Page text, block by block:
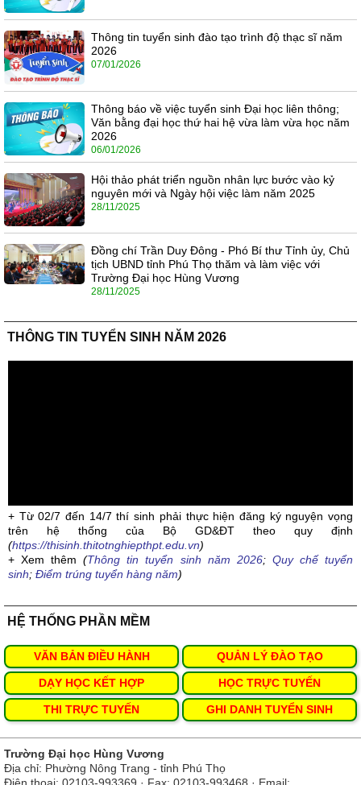
Thông tin tuyển sinh đào tạo trình độ thạc sĩ năm
2026
07/01/2026
Thông báo về việc tuyển sinh Đại học liên thông;
Văn bằng đại học thứ hai hệ vừa làm vừa học năm
2026
06/01/2026
Hội thảo phát triển nguồn nhân lực bước vào kỷ
nguyên mới và Ngày hội việc làm năm 2025
28/11/2025
Đồng chí Trần Duy Đông - Phó Bí thư Tỉnh ủy, Chủ
tịch UBND tỉnh Phú Thọ thăm và làm việc với
Trường Đại học Hùng Vương
28/11/2025
THÔNG TIN TUYỂN SINH NĂM 2026
+ Từ 02/7 đến 14/7 thí sinh phải thực hiện đăng ký nguyện vọng
trên hệ thống của Bộ GD&ĐT theo quy định
(https://thisinh.thitotnghiepthpt.edu.vn)
+ Xem thêm(Thông tin tuyển sinh năm 2026; Quy chế tuyển
sinh; Điểm trúng tuyển hàng năm)
HỆ THỐNG PHẦN MỀM
VĂN BẢN ĐIỀU HÀNH QUẢN LÝ ĐÀO TẠO
DẠY HỌC KẾT HỢP HỌC TRỰC TUYẾN
THI TRỰC TUYẾN GHI DANH TUYỂN SINH
Trường Đại học Hùng Vương
Địa chỉ: Phường Nông Trang - tỉnh Phú Thọ
Điện thoại: 02103-993369 · Fax: 02103-993468 · Email: